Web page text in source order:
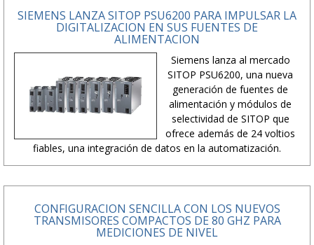
SIEMENS LANZA SITOP PSU6200 PARA IMPULSAR LA
DIGITALIZACION EN SUS FUENTES DE
ALIMENTACION
Siemens lanza al mercado
SITOP PSU6200, una nueva
generación de fuentes de
alimentación y módulos de
selectividad de SITOP que
ofrece además de 24 voltios
fiables, una integración de datos en la automatización.
CONFIGURACION SENCILLA CON LOS NUEVOS
TRANSMISORES COMPACTOS DE 80 GHZ PARA
MEDICIONES DE NIVEL